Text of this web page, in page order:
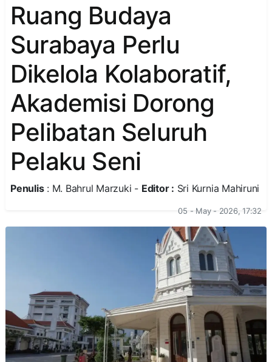
Ruang Budaya
Surabaya Perlu
Dikelola Kolaboratif,
Akademisi Dorong
Pelibatan Seluruh
Pelaku Seni
Penulis: M. Bahrul Marzuki - Editor : Sri Kurnia Mahiruni
05 - May - 2026, 17:32